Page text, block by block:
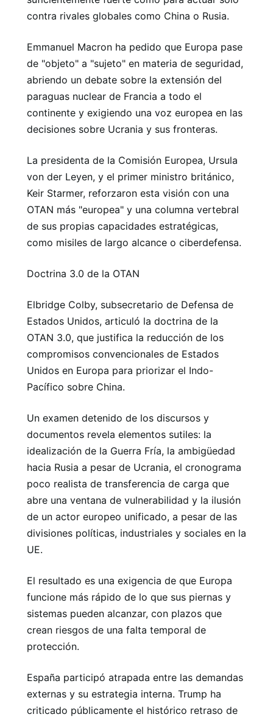
contra rivales globales como China o Rusia.
Emmanuel Macron ha pedido que Europa pase
de "objeto" a "sujeto" en materia de seguridad,
abriendo un debate sobre la extensión del
paraguas nuclear de Francia a todo el
continente y exigiendo una voz europea en las
decisiones sobre Ucrania y sus fronteras.
La presidenta de la Comisión Europea, Ursula
von der Leyen, y el primer ministro británico,
Keir Starmer, reforzaron esta visión con una
OTAN más "europea" y una columna vertebral
de sus propias capacidades estratégicas,
como misiles de largo alcance o ciberdefensa.
Doctrina 3.0 de la OTAN
Elbridge Colby, subsecretario de Defensa de
Estados Unidos, articuló la doctrina de la
OTAN 3.0, que justifica la reducción de los
compromisos convencionales de Estados
Unidos en Europa para priorizar el Indo-
Pacífico sobre China.
Un examen detenido de los discursos y
documentos revela elementos sutiles: la
idealización de la Guerra Fría, la ambigüedad
hacia Rusia a pesar de Ucrania, el cronograma
poco realista de transferencia de carga que
abre una ventana de vulnerabilidad y la ilusión
de un actor europeo unificado, a pesar de las
divisiones políticas, industriales y sociales en la
UE.
El resultado es una exigencia de que Europa
funcione más rápido de lo que sus piernas y
sistemas pueden alcanzar, con plazos que
crean riesgos de una falta temporal de
protección.
España participó atrapada entre las demandas
externas y su estrategia interna. Trump ha
criticado públicamente el histórico retraso de